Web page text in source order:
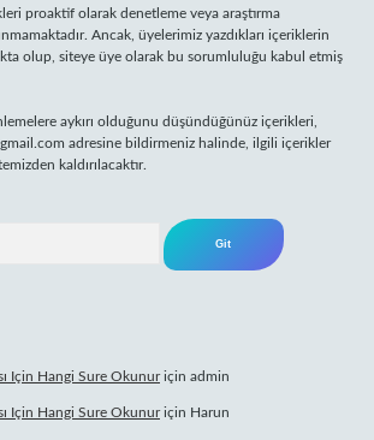
proaktif olarak denetleme veya araştırma
Ancak, üyelerimiz yazdıkları içeriklerin
olup, siteye üye olarak bu sorumluluğu kabul etmiş
aykırı olduğunu düşündüğünüz içerikleri,
adresine bildirmeniz halinde, ilgili içerikler
kaldırılacaktır.
Için Hangi Sure Okunuriçin admin
Için Hangi Sure Okunuriçin Harun